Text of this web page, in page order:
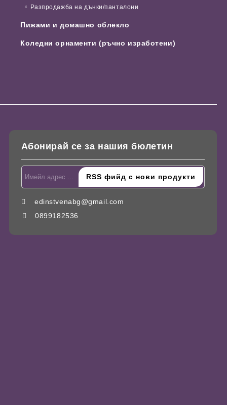
Разпродажба на дънки/панталони
Пижами и домашно облекло
Коледни орнаменти (ръчно изработени)
Абонирай се за нашия бюлетин
edinstvenabg@gmail.com
0899182536